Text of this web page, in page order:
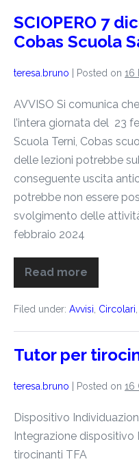
SCIOPERO 7
Cobas Scuola
teresa.bruno Posted on 16
AVVISO Si comunica
l’intera giornata del 23
Scuola Terni, Cobas
delle lezioni potrebbe
conseguente uscita
potrebbe non essere
svolgimento delle
febbraio 2024
Read more
Filed under: Avvisi Circolari
Tutor per
teresa.bruno Posted on 16
Dispositivo
Integrazione dispositivo
tirocinanti TFA